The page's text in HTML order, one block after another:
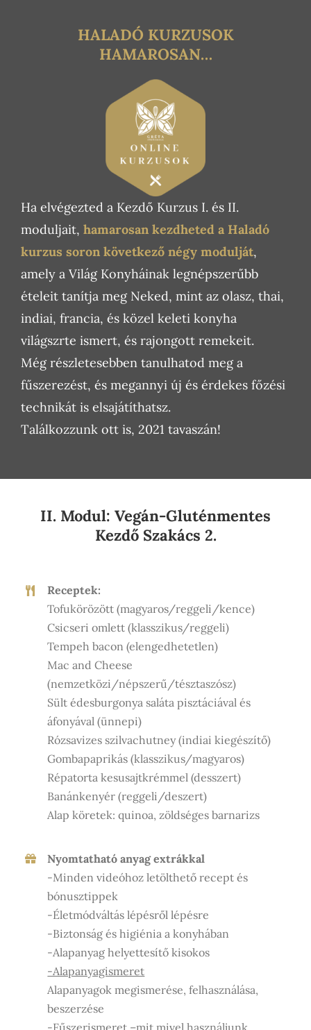
HALADÓ KURZUSOK
HAMAROSAN…
Ha elvégezted a Kezdő Kurzus I. és II.
moduljait, hamarosan kezdheted a Haladó
kurzus soron következő négy modulját,
amely a Világ Konyháinak legnépszerűbb
ételeit tanítja meg Neked, mint az olasz, thai,
indiai, francia, és közel keleti konyha
világszrte ismert, és rajongott remekeit.
Még részletesebben tanulhatod meg a
fűszerezést, és megannyi új és érdekes főzési
technikát is elsajátíthatsz.
Találkozzunk ott is, 2021 tavaszán!
II. Modul: Vegán-Gluténmentes
Kezdő Szakács 2.
Receptek:
Tofukörözött (magyaros/reggeli/kence)
Csicseri omlett (klasszikus/reggeli)
Tempeh bacon (elengedhetetlen)
Mac and Cheese
(nemzetközi/népszerű/tésztaszósz)
Sült édesburgonya saláta pisztáciával és
áfonyával (ünnepi)
Rózsavizes szilvachutney (indiai kiegészítő)
Gombapaprikás (klasszikus/magyaros)
Répatorta kesusajtkrémmel (desszert)
Banánkenyér (reggeli/deszert)
Alap köretek: quinoa, zöldséges barnarizs
Nyomtatható anyag extrákkal
-Minden videóhoz letölthető recept és
bónusztippek
-Életmódváltás lépésről lépésre
-Biztonság és higiénia a konyhában
-Alapanyag helyettesítő kisokos
-Alapanyagismeret
Alapanyagok megismerése, felhasználása,
beszerzése
-Fűszerismeret –mit mivel használjunk